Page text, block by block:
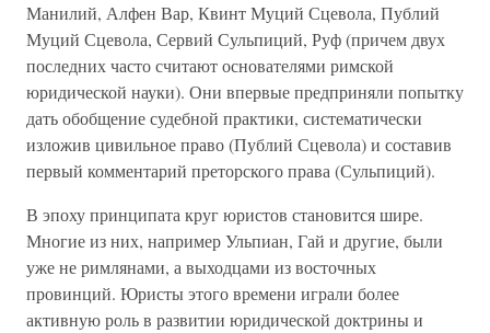
Манилий, Алфен Вар, Квинт Муций Сцевола, Публий
Муций Сцевола, Сервий Сульпиций, Руф (причем двух
последних часто считают основателями римской
юридической науки). Они впервые предприняли попытку
дать обобщение судебной практики, систематически
изложив цивильное право (Публий Сцевола) и составив
первый комментарий преторского права (Сульпиций).
В эпоху принципата круг юристов становится шире.
Многие из них, например Ульпиан, Гай и другие, были
уже не римлянами, а выходцами из восточных
провинций. Юристы этого времени играли более
активную роль в развитии юридической доктрины и